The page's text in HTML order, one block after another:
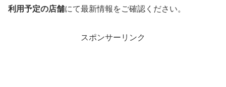
利用予定の店舗にて最新情報をご確認ください。
スポンサーリンク